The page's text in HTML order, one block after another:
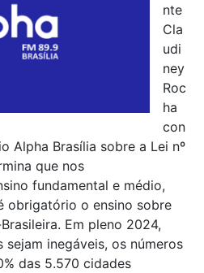
nte
Cla
udi
ney
Roc
ha
con
Alpha Brasília sobre a Lei nº
que nos
fundamental e médio,
obrigatório o ensino sobre
Em pleno 2024,
sejam inegáveis, os números
das 5.570 cidades